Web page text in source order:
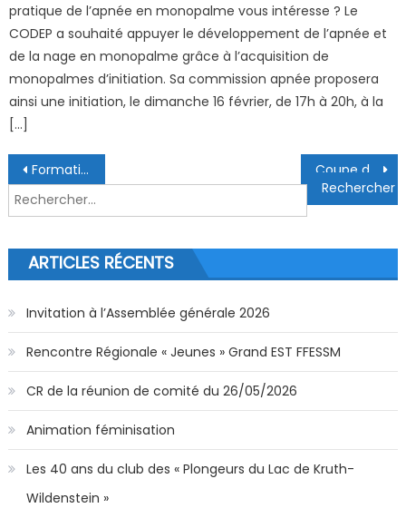
pratique de l’apnée en monopalme vous intéresse ? Le
CODEP a souhaité appuyer le développement de l’apnée et
de la nage en monopalme grâce à l’acquisition de
monopalmes d’initiation. Sa commission apnée proposera
ainsi une initiation, le dimanche 16 février, de 17h à 20h, à la
[…]
Navigation de l’article
Formation juges apnée
Rechercher :
ARTICLES RÉCENTS
Invitation à l’Assemblée générale 2026
Rencontre Régionale « Jeunes » Grand EST FFESSM
CR de la réunion de comité du 26/05/2026
Animation féminisation
Les 40 ans du club des « Plongeurs du Lac de Kruth-
Wildenstein »